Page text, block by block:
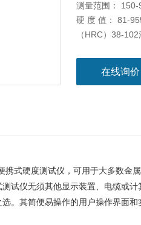
测量范围： 150-
硬 度 值： 81-
（HRC）38-
在线询价
式硬度测试仪，可用于大多数金
试仪无须其他显示装置、电缆或
。其简便易操作的用户操作界面